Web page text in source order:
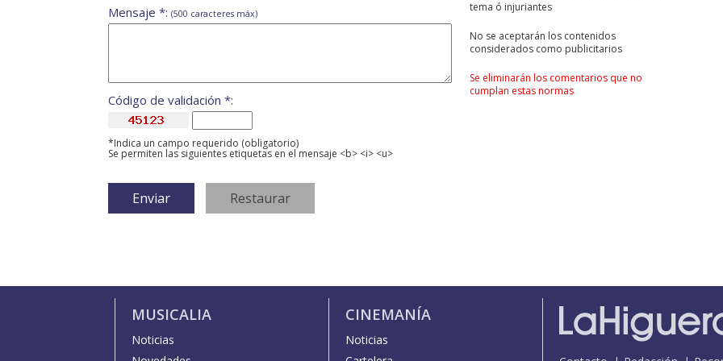
tema ó injuriantes
No se aceptarán los contenidos
considerados como publicitarios
Se eliminarán los comentarios que no
cumplan estas normas
Mensaje *: (500 caracteres máx)
Código de validación *:
*Indica un campo requerido (obligatorio)
Se permiten las siguientes etiquetas en el mensaje <b> <i> <u>
MUSICALIA
Noticias
CINEMANÍA
Noticias